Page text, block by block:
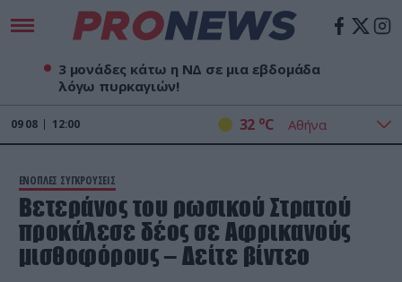
3 μονάδες κάτω η ΝΔ σε μια εβδομάδα
λόγω πυρκαγιών!
09 08 12:00 32 oC
ΕΝΟΠΛΕΣ ΣΥΓΚΡΟΥΣΕΙΣ
Βετεράνος του ρωσικού Στρατού
προκάλεσε δέος σε Αφρικανούς
μισθοφόρους – Δείτε βίντεο